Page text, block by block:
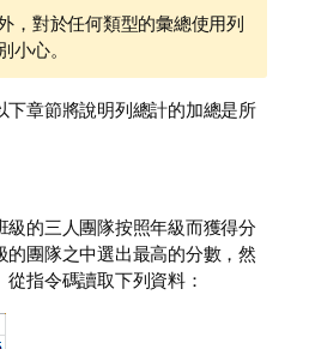
，對於任何類型的彙總使用列
小心。
下章節將說明列總計的加總是所
級的三人團隊按照年級而獲得分
的團隊之中選出最高的分數，然
指令碼讀取下列資料：